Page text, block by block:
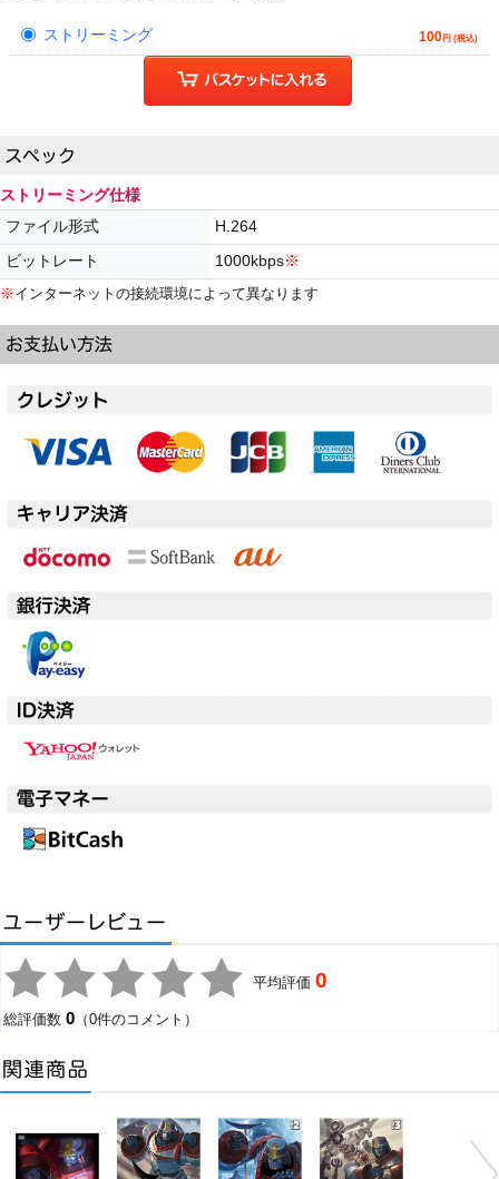
ストリーミング 100円 (税込)
ストリーミング仕様
ファイル形式 H.264
ビットレート 1000kbps※
※ インターネットの接続環境によって異なります
平均評価0
総評価数0 （0件のコメント）